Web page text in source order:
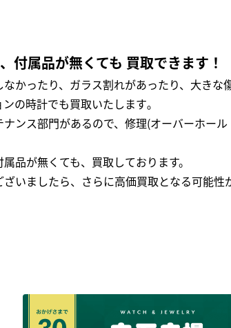
付属品が無くても 買取できます！
かったり、ガラス割れがあったり、大きな
の時計でも買取いたします｡
ンス部門があるので、修理(オーバーホー
品が無くても、買取しております。
いましたら、さらに高価買取となる可能性